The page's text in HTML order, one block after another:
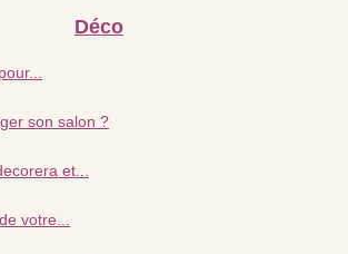
Déco
son salon ?
et...
votre...